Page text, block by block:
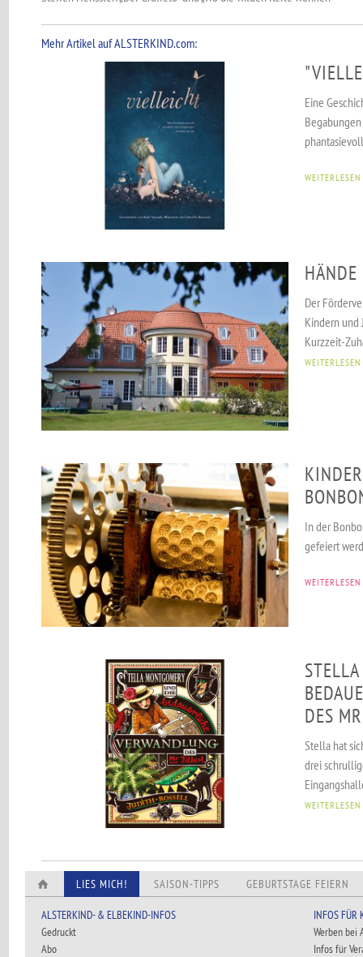
Mehr Artikel auf ALSTERKIND.com:
Eine
WEITERLESEN
Der
Kindern
Kurzzeit-
WEITERLESEN
In der
gefeiert
WEITERLESEN
DES
Stella hat
drei
WEITERLESEN
LIES MICH! SAISON-TIPPS GEBURTSTAGE FEIERN
ALSTERKIND- & ELBEKIND-INFOS
Gedruckt
Abo
INFOS FÜR
Werben bei
Infos für